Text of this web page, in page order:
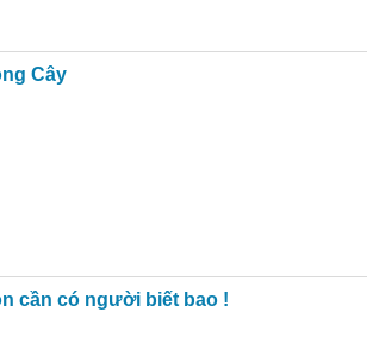
Cây
cần có người biết bao !